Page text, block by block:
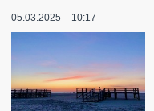
05.03.2025 – 10:17